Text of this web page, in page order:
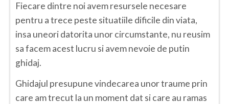
Gorj
Harghita
Hunedoara
Fiecare dintre noi avem resursele necesare
pentru a trece peste situatiile dificile din viata,
insa uneori datorita unor circumstante, nu reusim
sa facem acest lucru si avem nevoie de putin
ghidaj.
Ghidajul presupune vindecarea unor traume prin
care am trecut la un moment dat si care au ramas